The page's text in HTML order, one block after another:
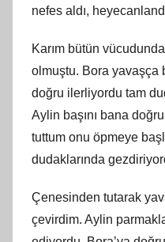
nefes aldı,
Karım bütün
olmuştu. Bora yavaşça
doğru ilerliyordu tam
Aylin başını bana
tuttum onu öpmeye
dudaklarında
Çenesinden tutarak
çevirdim. Aylin